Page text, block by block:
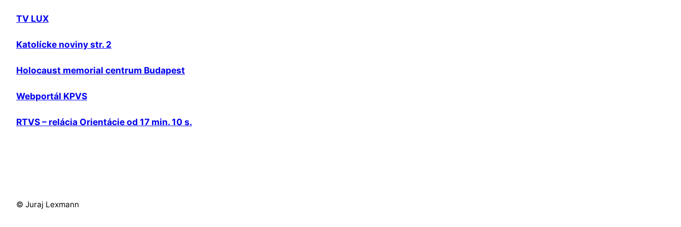
TV LUX
Katolícke noviny str. 2
Holocaust memorial centrum Budapest
Webportál KPVS
RTVS – relácia Orientácie od 17 min. 10 s.
© Juraj Lexmann